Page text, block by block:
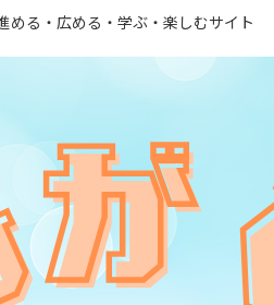
める・広める・学ぶ・楽しむサイト